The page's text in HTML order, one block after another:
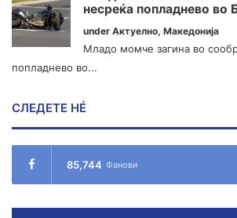
несреќа попладнево во
under Актуелно, Македонија
Младо момче загина во
попладнево во...
СЛЕДЕТЕ НÉ
85,744 Фанови